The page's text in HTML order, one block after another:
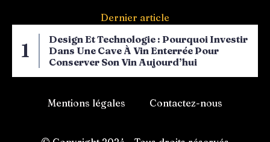
Mentions légales Contactez-nous
Dernier article
Design Et Technologie : Pourquoi Investir
Dans Une Cave À Vin Enterrée Pour
Conserver Son Vin Aujourd’hui